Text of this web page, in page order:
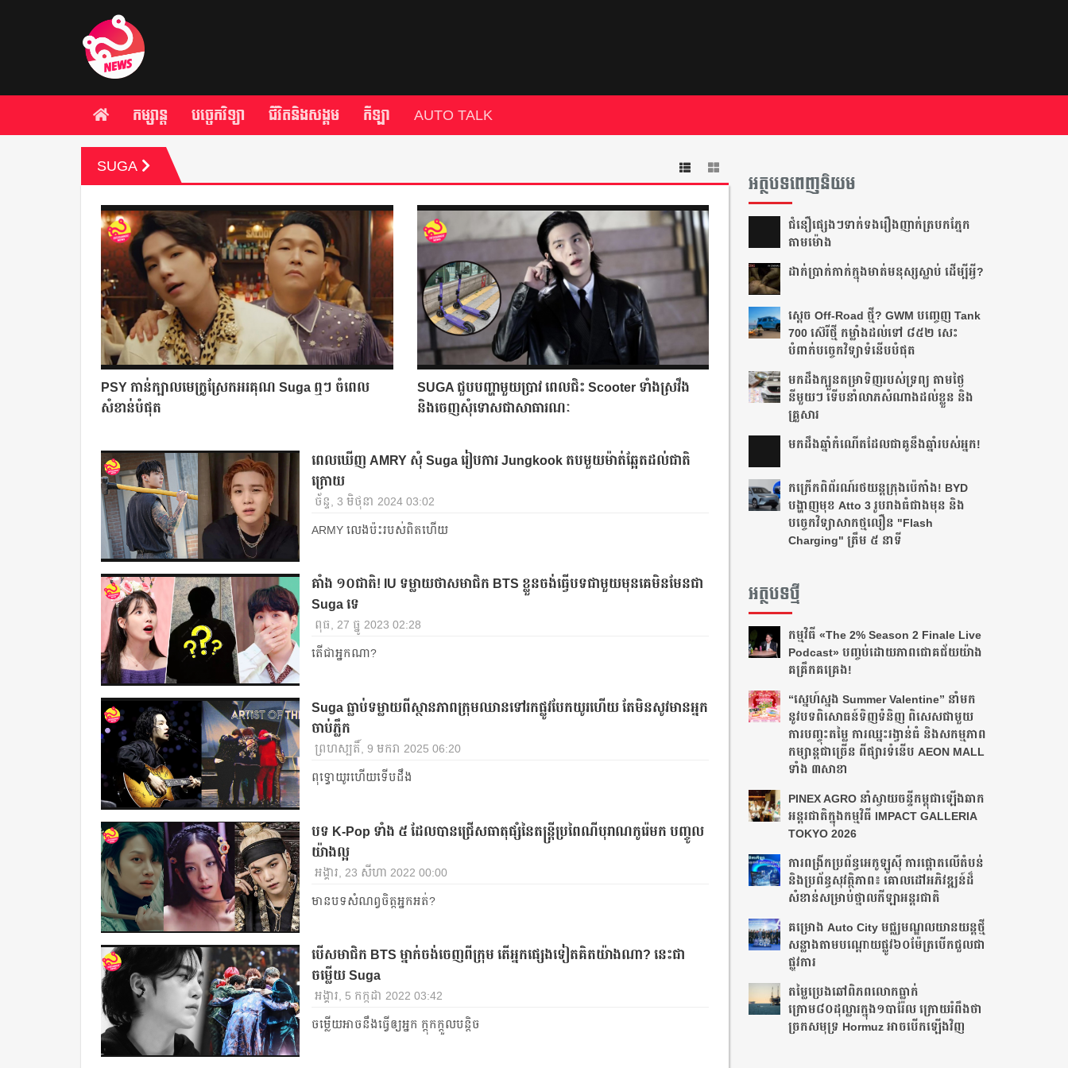
កម្សាន្ត បច្ចេកវិទ្យា ជីវិតនិងសង្គម កីឡា AUTO TALK
SUGA
PSY កាន់ក្បាលមេក្រូស្រែកអរគុណ Suga ឮៗ ចំពេល
សំខាន់បំផុត
SUGA ជួបបញ្ហាមួយប្រាវ ពេលជិះ Scooter ទាំងស្រវឹង
និងចេញសុំទោសជាសាធារណៈ
ពេលឃើញ AMRY សុំ Suga រៀបការ Jungkook តបមួយម៉ាត់ឆ្អែតដល់ជាតិ
ក្រោយ
ច័ន្ទ, 3 មិថុនា 2024 03:02
ARMY លេងប៉ះរបស់ពិតហើយ
គាំង ១០ជាតិ! IU ទម្លាយថាសមាជិក BTS ខ្លួនចង់ធ្វើបទជាមួយមុនគេមិនមែនជា
Suga ទេ
ពុធ, 27 ធ្នូ 2023 02:28
តើជាអ្នកណា?
Suga ធ្លាប់ទម្លាយពីស្ថានភាពក្រុមឈានទៅរកផ្លូវបែកយូរហើយ តែមិនសូវមានអ្នក
ចាប់ភ្លឹក
ព្រហស្បតិ៍, 9 មករា 2025 06:20
ពុទ្ធោ​យូរហើយទើបដឹង
បទ K-Pop ទាំង ៥ ដែល​បាន​ជ្រើសធាតុផ្សំនៃតន្ត្រីប្រពៃណីបុរាណកូរ៉េមក បញ្ចូល
យ៉ាងល្អ
អង្គារ, 23 សីហា 2022 00:00
មានបទសំណព្វចិត្តអ្នកអត់?
បើសមាជិក BTS ម្នាក់ចង់ចេញពីក្រុម តើអ្នកផ្សេងទៀតគិតយ៉ាងណា? នេះជា
ចម្លើយ Suga
អង្គារ, 5 កក្កដា 2022 03:42
ចម្លើយអាចនឹងធ្វើឲ្យអ្នក ក្តុកក្ដួលបន្តិច
អត្ថបទពេញនិយម
ជំនឿ​ផ្សេងៗ​ទាក់ទង​រឿង​ញាក់​ត្របក​ភ្នែក​
តាម​ម៉ោង​
ដាក់​ប្រាក់​កាក់​ក្នុង​មាត់​មនុស្ស​ស្លាប់ ដើម្បី​អ្វី?
ស្តេច Off-Road ថ្មី? GWM បញ្ចេញ Tank
700 ស៊េរីថ្មី កម្លាំងដល់ទៅ ៨៥២ សេះ
បំពាក់បច្ចេកវិទ្យាទំនើបបំផុត
មកដឹងក្បួនតម្រាទិញរបស់ទ្រព្យ តាមថ្ងៃ
នីមួយៗ ទើបនាំលាភសំណាងដល់ខ្លួន និង
គ្រួសារ
មក​ដឹងឆ្នាំ​កំណើត​ដែល​ជា​គូ​នឹង​ឆ្នាំ​របស់​អ្នក!​
កក្រើកពិព័រណ៍រថយន្តក្រុងប៉េកាំង! BYD
បង្ហាញមុខ Atto 3 រូបរាងធំជាងមុន និង
បច្ចេកវិទ្យាសាកថ្មលឿន "Flash
Charging" ត្រឹម ៥ នាទី
អត្ថបទថ្មី
កម្មវិធី «The 2% Season 2 Finale Live
Podcast» បញ្ចប់ដោយភាពជោគជ័យយ៉ាង
គគ្រឹកគគ្រេង!
“ស្នេហ៍ស្នង Summer Valentine” នាំមក
នូវបទពិសោធន៍ទិញទំនិញ ពិសេសជាមួយ
ការបញ្ចុះតម្លៃ ការឈ្នះរង្វាន់ធំ និងសកម្មភាព
កម្សាន្តជាច្រើន ពីផ្សារទំនើប AEON MALL
ទាំង ៣សាខា
PINEX AGRO នាំ​ស្វាយចន្ទី​កម្ពុជា​ឡើង​ឆាក​
អន្តរជាតិ​​ក្នុង​កម្មវិធី​ IMPACT GALLERIA
TOKYO 2026
ការពង្រីកប្រព័ន្ធអេកូឡូស៊ី ការផ្តោតលើតំបន់
និងប្រព័ន្ធសុវត្ថិភាព៖ គោលដៅអភិវឌ្ឍន៍ដ៏
សំខាន់សម្រាប់ថ្នាលកីឡាអន្តរជាតិ
គម្រោង Auto City មជ្ឈមណ្ឌលយានយន្តថ្មី
សន្លាង​តាមបណ្តោយផ្លូវ​​៦០ម៉ែត្រ​បើកជួលជា
ផ្លូវការ
តម្លៃប្រេងឆៅពិភពលោកធ្លាក់
ក្រោម៨០ដុល្លារក្នុង១បារ៉ែល ក្រោយរំពឹងថា​
ច្រកសមុទ្រ Hormuz អាចបើកឡើងវិញ